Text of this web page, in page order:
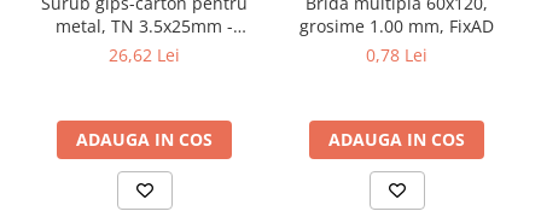
Accesorii parchet
Plinta si accesorii
Profile trecere
Benzi adezive
Tencuieli decorative si vopsele
metal, TN 3.5x25mm -
KSGM-35025, Klimas Wkret-
26,62 Lei
ADAUGA IN COS
grosime 1.00 mm, FixAD
0,78 Lei
ADAUGA IN COS